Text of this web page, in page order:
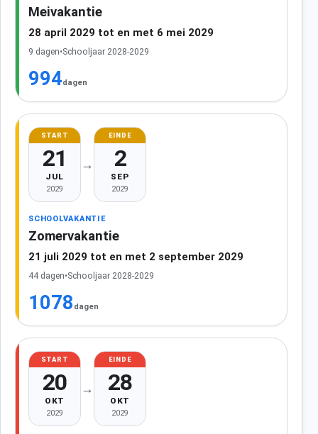
Meivakantie
28 april 2029 tot en met 6 mei 2029
9 dagen•Schooljaar 2028-2029
994dagen
START
21
JUL
2029
→
EINDE
2
SEP
2029
SCHOOLVAKANTIE
Zomervakantie
21 juli 2029 tot en met 2 september 2029
44 dagen•Schooljaar 2028-2029
1078 dagen
START
20
OKT
2029
→
EINDE
28
OKT
2029